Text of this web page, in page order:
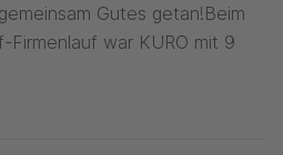
Gutes getan!Beim
Firmenlauf war KURO mit 9